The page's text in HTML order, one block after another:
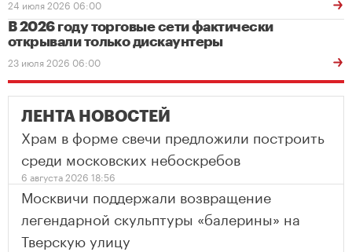
24 июля 2026 06:00
В 2026 году торговые сети фактически
открывали только дискаунтеры
23 июля 2026 06:00
ЛЕНТА НОВОСТЕЙ
Храм в форме свечи предложили построить
среди московских небоскребов
6 августа 2026 18:56
Москвичи поддержали возвращение
легендарной скульптуры «балерины» на
Тверскую улицу